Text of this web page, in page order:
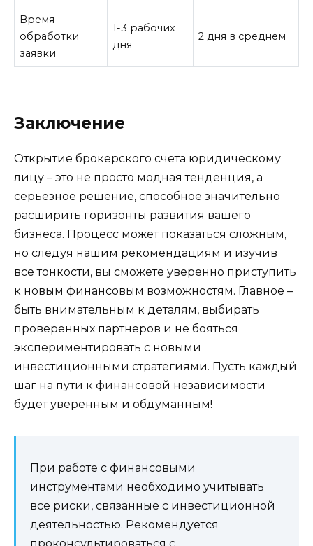
Время
обработки
заявки
1-3 рабочих
дня
2 дня в среднем
Заключение
Открытие брокерского счета юридическому
лицу – это не просто модная тенденция, а
серьезное решение, способное значительно
расширить горизонты развития вашего
бизнеса. Процесс может показаться сложным,
но следуя нашим рекомендациям и изучив
все тонкости, вы сможете уверенно приступить
к новым финансовым возможностям. Главное –
быть внимательным к деталям, выбирать
проверенных партнеров и не бояться
экспериментировать с новыми
инвестиционными стратегиями. Пусть каждый
шаг на пути к финансовой независимости
будет уверенным и обдуманным!
При работе с финансовыми
инструментами необходимо учитывать
все риски, связанные с инвестиционной
деятельностью. Рекомендуется